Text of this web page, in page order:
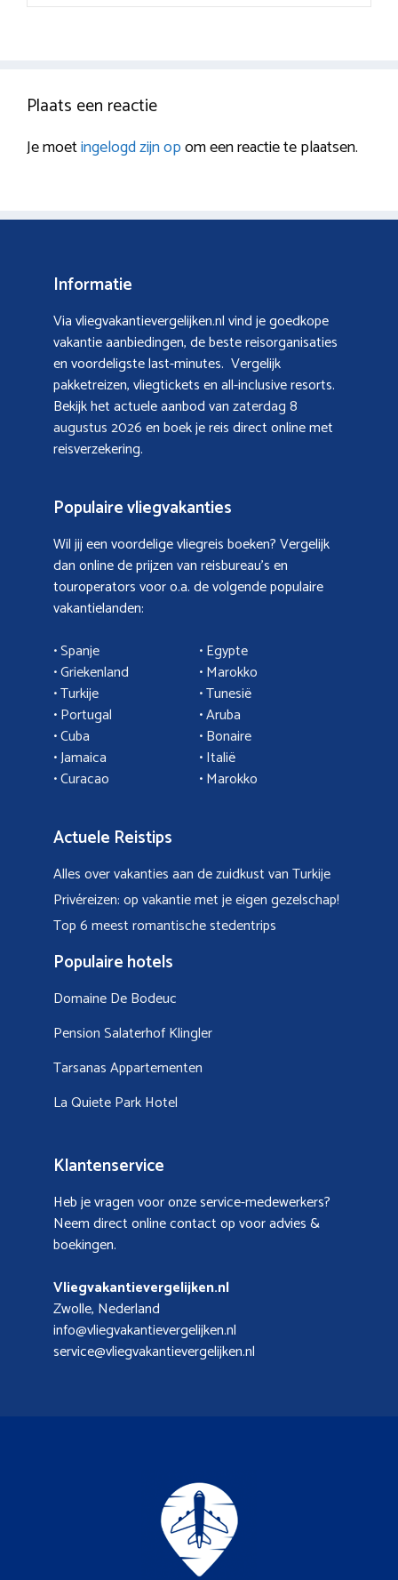
Plaats een reactie
Je moetingelogd zijn opom een reactie te plaatsen.
Informatie
Via vliegvakantievergelijken.nl vind je goedkope
vakantie aanbiedingen, de beste reisorganisaties
en voordeligste last-minutes. Vergelijk
pakketreizen, vliegtickets en all-inclusive resorts.
Bekijk het actuele aanbod vanzaterdag 8
augustus 2026en boek je reis direct online met
reisverzekering.
Populaire vliegvakanties
Wil jij een voordelige vliegreis boeken? Vergelijk
dan online de prijzen van reisbureau’s en
touroperators voor o.a. de volgende populaire
vakantielanden:
• Spanje
• Griekenland
• Turkije
•Portugal
•Cuba
•Jamaica
• Curacao
• Egypte
•Marokko
• Tunesië
•Aruba
• Bonaire
•Italië
•Marokko
Actuele Reistips
Alles over vakanties aan de zuidkust van Turkije
Privéreizen: op vakantie met je eigen gezelschap!
Top 6 meest romantische stedentrips
Populaire hotels
Domaine De Bodeuc
Pension Salaterhof Klingler
Tarsanas Appartementen
La Quiete Park Hotel
Klantenservice
Heb je vragen voor onze service-medewerkers?
Neem direct online contact op voor advies &
boekingen.
Vliegvakantievergelijken.nl
Zwolle, Nederland
info@vliegvakantievergelijken.nl
service@vliegvakantievergelijken.nl